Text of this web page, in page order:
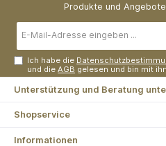
Produkte und
Mail-
Ich habe die
und dieAGB gelesen und bin mit
Unterstützung und Beratung
Shopservice
Informationen